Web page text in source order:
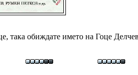
така обиждате името на Гоце